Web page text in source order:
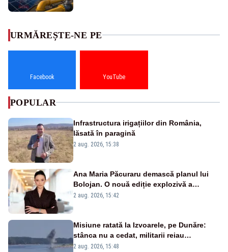
URMĂREȘTE-NE PE
Facebook YouTube
POPULAR
Infrastructura irigațiilor din România,
lăsată în paragină
2 aug. 2026, 15:38
Ana Maria Păcuraru demască planul lui
Bolojan. O nouă ediție explozivă a
emisiunii „Miza Zilei” la Realitatea PLUS
2 aug. 2026, 15:42
Misiune ratată la Izvoarele, pe Dunăre:
stânca nu a cedat, militarii reiau
detonările luni – VIDEO
2 aug. 2026, 15:48